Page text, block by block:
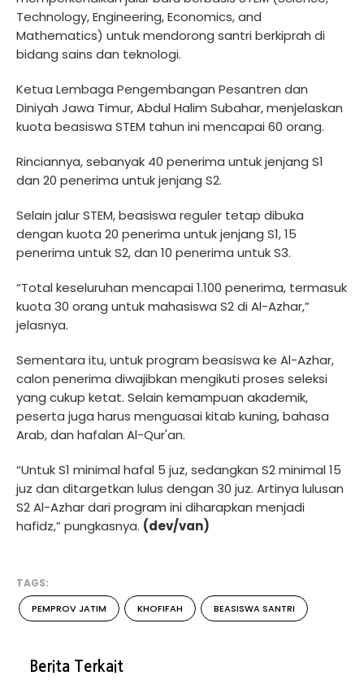
Technology, Engineering, Economics, and
Mathematics) untuk mendorong santri berkiprah di
bidang sains dan teknologi.
Ketua Lembaga Pengembangan Pesantren dan
Diniyah Jawa Timur, Abdul Halim Subahar, menjelaskan
kuota beasiswa STEM tahun ini mencapai 60 orang.
Rinciannya, sebanyak 40 penerima untuk jenjang S1
dan 20 penerima untuk jenjang S2.
Selain jalur STEM, beasiswa reguler tetap dibuka
dengan kuota 20 penerima untuk jenjang S1, 15
penerima untuk S2, dan 10 penerima untuk S3.
“Total keseluruhan mencapai 1.100 penerima, termasuk
kuota 30 orang untuk mahasiswa S2 di Al-Azhar,”
jelasnya.
Sementara itu, untuk program beasiswa ke Al-Azhar,
calon penerima diwajibkan mengikuti proses seleksi
yang cukup ketat. Selain kemampuan akademik,
peserta juga harus menguasai kitab kuning, bahasa
Arab, dan hafalan Al-Qur'an.
“Untuk S1 minimal hafal 5 juz, sedangkan S2 minimal 15
juz dan ditargetkan lulus dengan 30 juz. Artinya lulusan
S2 Al-Azhar dari program ini diharapkan menjadi
hafidz,” pungkasnya. (dev/van)
TAGS:
PEMPROV JATIM KHOFIFAH BEASISWA SANTRI
Berita Terkait